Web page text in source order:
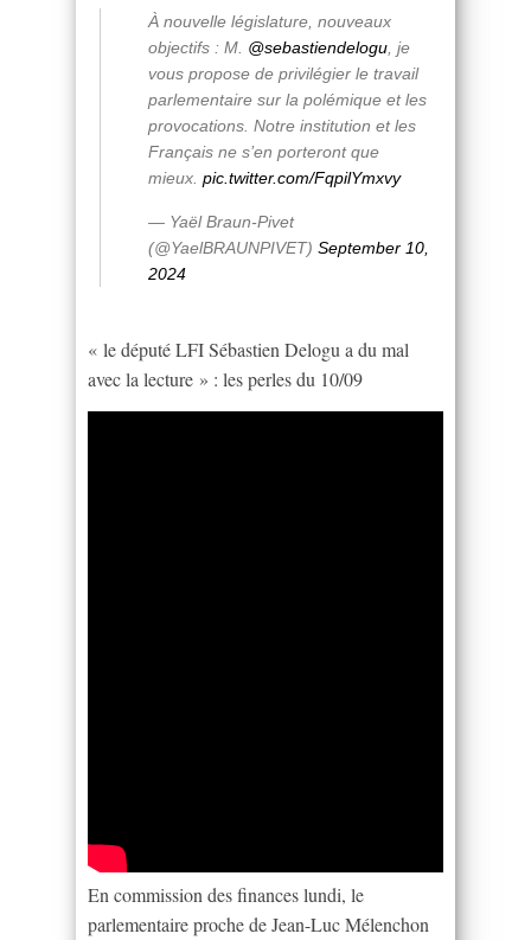
À nouvelle législature, nouveaux
objectifs : M. @sebastiendelogu, je
vous propose de privilégier le travail
parlementaire sur la polémique et les
provocations. Notre institution et les
Français ne s’en porteront que
mieux. pic.twitter.com/FqpilYmxvy
— Yaël Braun-Pivet
(@YaelBRAUNPIVET) September 10,
2024
« le député LFI Sébastien Delogu a du mal
avec la lecture » : les perles du 10/09
En commission des finances lundi, le
parlementaire proche de Jean-Luc Mélenchon